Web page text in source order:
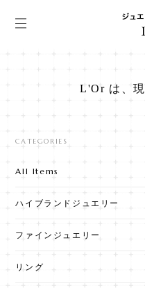
L'Or は、現
CATEGORIES
All Items
ハイブランドジュエリー
ファインジュエリー
リング